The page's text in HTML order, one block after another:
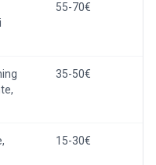
55-70€
35-50€
15-30€